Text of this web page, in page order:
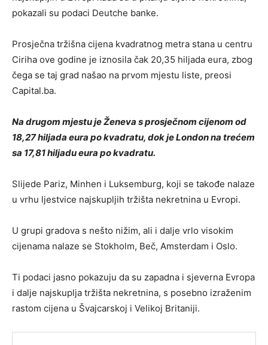
pokazali su podaci Deutche banke.
Prosječna tržišna cijena kvadratnog metra stana u centru
Ciriha ove godine je iznosila čak 20,35 hiljada eura, zbog
čega se taj grad našao na prvom mjestu liste, preosi
Capital.ba.
Na drugom mjestu je Ženeva s prosječnom cijenom od
18,27 hiljada eura po kvadratu, dok je London na trećem
sa 17,81 hiljadu eura po kvadratu.
Slijede Pariz, Minhen i Luksemburg, koji se takođe nalaze
u vrhu ljestvice najskupljih tržišta nekretnina u Evropi.
U grupi gradova s nešto nižim, ali i dalje vrlo visokim
cijenama nalaze se Stokholm, Beč, Amsterdam i Oslo.
Ti podaci jasno pokazuju da su zapadna i sjeverna Evropa
i dalje najskuplja tržišta nekretnina, s posebno izraženim
rastom cijena u Švajcarskoj i Velikoj Britaniji.